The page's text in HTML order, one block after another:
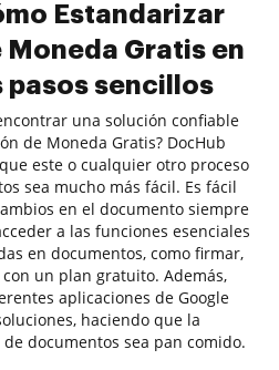
Estandarizar
Gratis en
pasos sencillos
una solución confiable
de Moneda Gratis? DocHub
este o cualquier otro proceso
sea mucho más fácil. Es fácil
en el documento siempre
a las funciones esenciales
en documentos, como firmar,
un plan gratuito. Además,
aplicaciones de Google
haciendo que la
documentos sea pan comido.